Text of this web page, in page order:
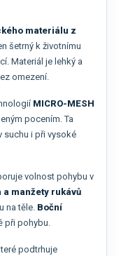
materiálu z
šetrný k životnímu
Materiál je lehký a
omezení.
MICRO-MESH
pocením. Ta
suchu i při vysoké
volnost pohybu v
manžety rukávů
na těle. Boční
při pohybu.
podtrhuje